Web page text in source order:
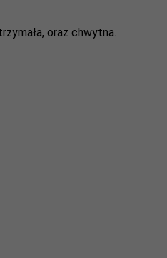
oraz chwytna.